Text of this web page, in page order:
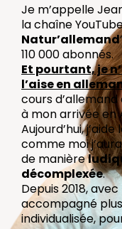
Je m’appelle
la chaîne
Natur’allemand
110 000 abonnés.
Et pourtant, je
l’aise en
cours
à mon arrivée en
Aujourd’hui,
comme moi
de manière
décomplexée.
Depuis 2018,
accompagné
individualisée,